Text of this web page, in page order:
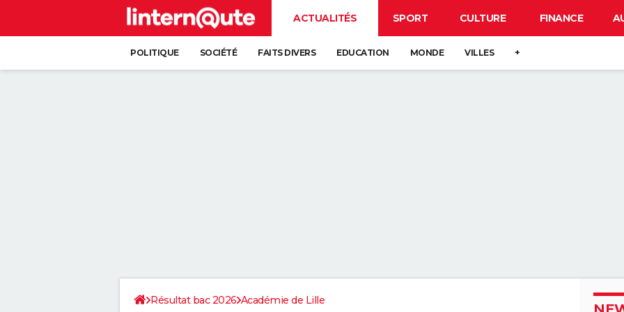
ACTUALITÉS SPORT CULTURE FINANCE
POLITIQUE SOCIÉTÉ FAITS DIVERS EDUCATION MONDE VILLES +
Résultat bac 2026 Académie de Lille